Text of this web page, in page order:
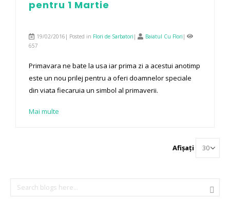
pentru 1 Martie
19/02/2016| Posted in Flori de Sarbatori | Baiatul Cu Flori |
657
Primavara ne bate la usa iar prima zi a acestui anotimp
este un nou prilej pentru a oferi doamnelor speciale
din viata fiecaruia un simbol al primaverii.
Mai multe
Afișați